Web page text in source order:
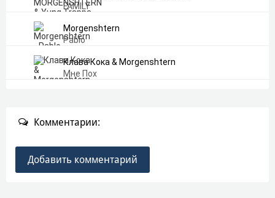
FAMILY
Morgenshtern
Pablo
Клава Кока & Morgenshtern
Мне Пох
Комментарии:
Добавить комментарий